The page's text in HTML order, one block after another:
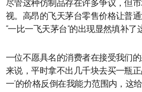
尽管这种仿制品存在许多争议，但
视。高昂的飞天茅台零售价格让普
“一比一飞天茅台”的出现显然填补了
一位不愿具名的消费者在接受我们
来说，平时拿不出几千块去买一瓶正
一’的价格反倒在我能力范围内，这